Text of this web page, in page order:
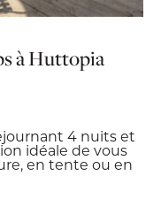
à Huttopia
4 nuits et
idéale de vous
en tente ou en